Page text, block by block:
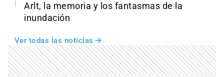
Arlt, la memoria y los fantasmas de la
inundación
Ver todas las noticias